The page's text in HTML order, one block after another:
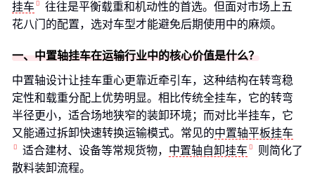
挂车
往往是平衡载重和机动性的首选。但面对市场上五
花八门的配置，选对车型才能避免后期使用中的麻烦。
一、中置轴挂车在运输行业中的核心价值是什么？
中置轴设计让挂车重心更靠近牵引车，这种结构在转弯稳
定性和载重分配上优势明显。相比传统全挂车，它的转弯
半径更小，适合场地狭窄的装卸环境；而对比半挂车，它
又能通过拆卸快速转换运输模式。常见的中置轴平板挂车
适合建材、设备等常规货物， 中置轴自卸挂车
则简化了
散料装卸流程。